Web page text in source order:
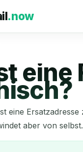
.now
eine
eine
aber von